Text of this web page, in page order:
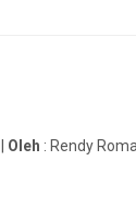
Oleh : Rendy